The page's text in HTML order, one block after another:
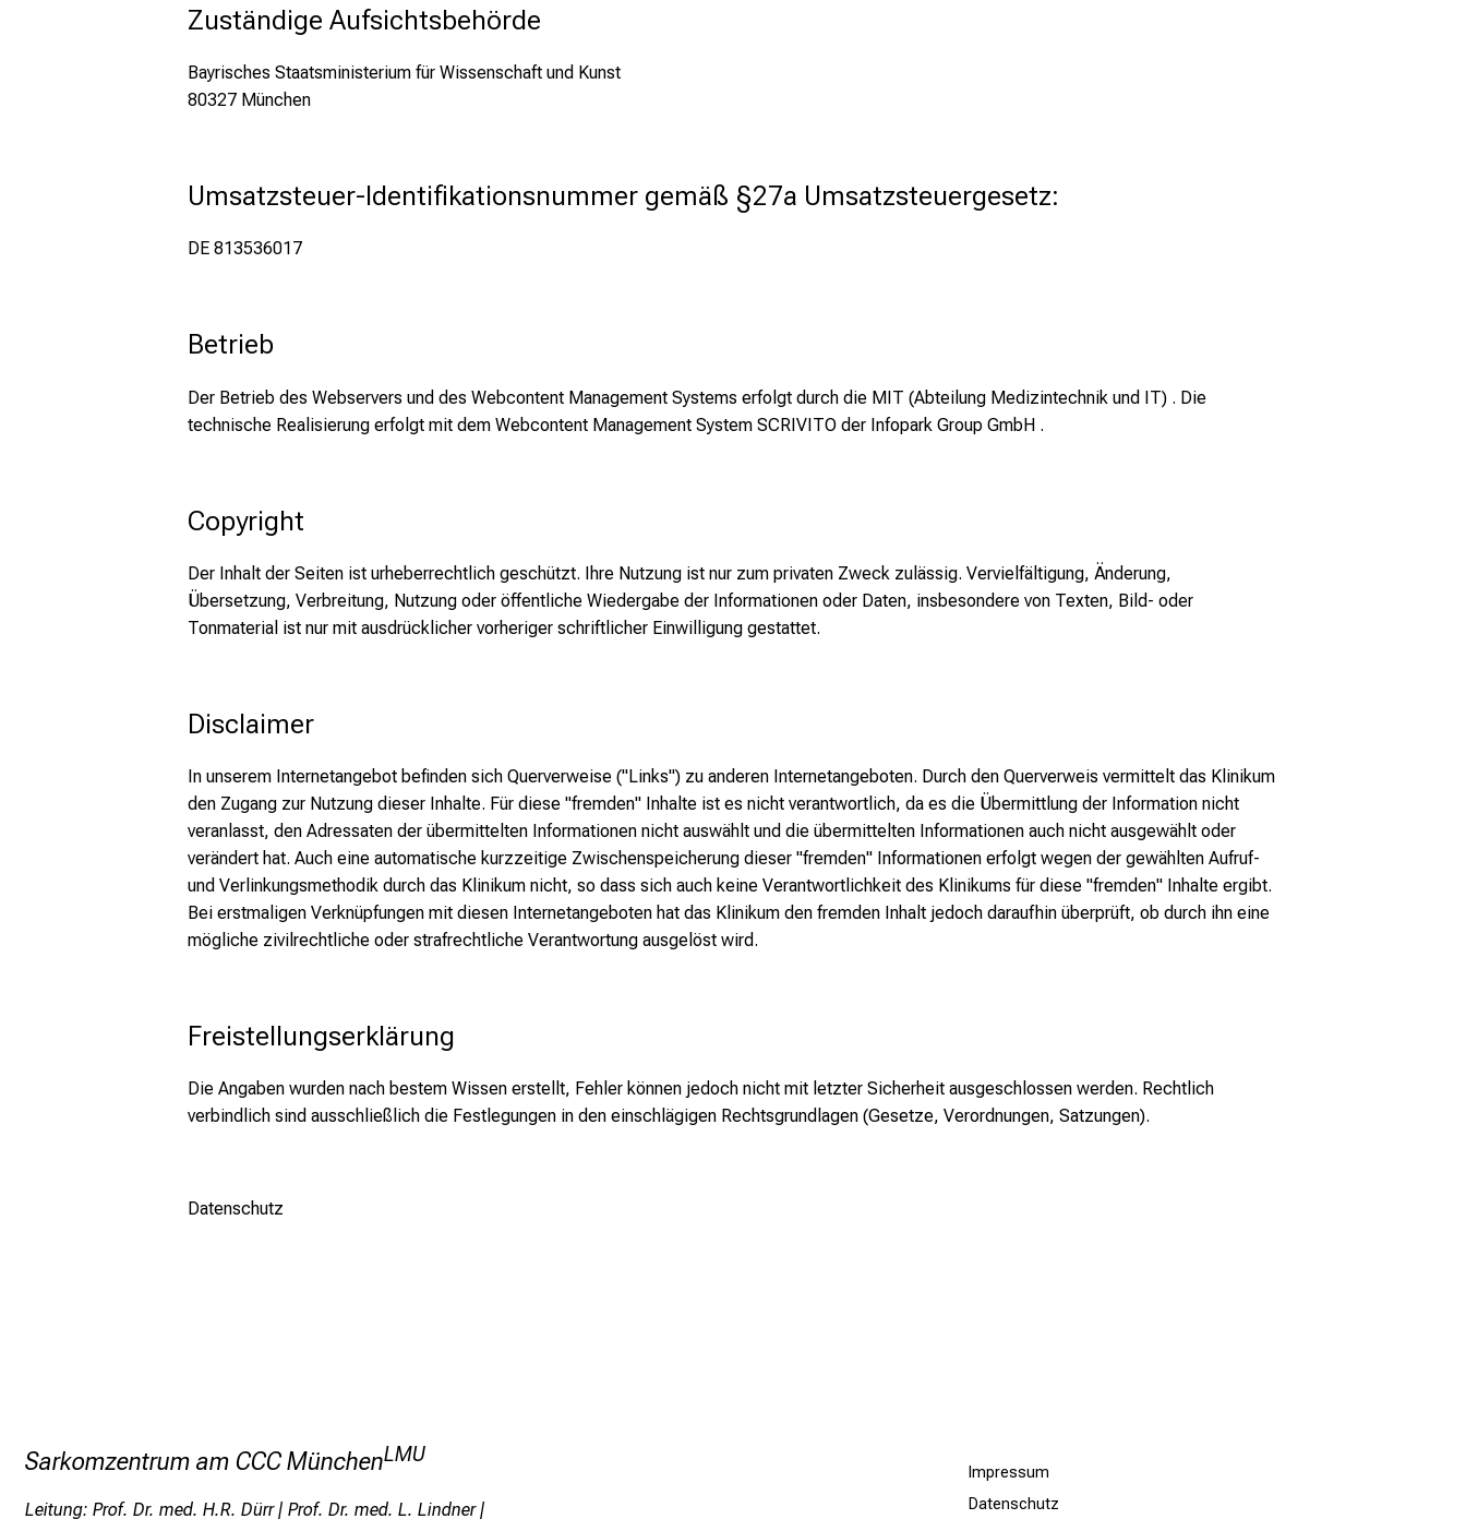
Zuständige Aufsichtsbehörde
Bayrisches Staatsministerium für Wissenschaft und Kunst
80327 München
Umsatzsteuer-Identifikationsnummer gemäß §27a Umsatzsteuergesetz:
DE 813536017
Betrieb
Der Betrieb des Webservers und des Webcontent Management Systems erfolgt durch die MIT (Abteilung Medizintechnik und IT) . Die
technische Realisierung erfolgt mit dem Webcontent Management System SCRIVITO der Infopark Group GmbH .
Copyright
Der Inhalt der Seiten ist urheberrechtlich geschützt. Ihre Nutzung ist nur zum privaten Zweck zulässig. Vervielfältigung, Änderung,
Übersetzung, Verbreitung, Nutzung oder öffentliche Wiedergabe der Informationen oder Daten, insbesondere von Texten, Bild- oder
Tonmaterial ist nur mit ausdrücklicher vorheriger schriftlicher Einwilligung gestattet.
Disclaimer
In unserem Internetangebot befinden sich Querverweise ("Links") zu anderen Internetangeboten. Durch den Querverweis vermittelt das Klinikum
den Zugang zur Nutzung dieser Inhalte. Für diese "fremden" Inhalte ist es nicht verantwortlich, da es die Übermittlung der Information nicht
veranlasst, den Adressaten der übermittelten Informationen nicht auswählt und die übermittelten Informationen auch nicht ausgewählt oder
verändert hat. Auch eine automatische kurzzeitige Zwischenspeicherung dieser "fremden" Informationen erfolgt wegen der gewählten Aufruf-
und Verlinkungsmethodik durch das Klinikum nicht, so dass sich auch keine Verantwortlichkeit des Klinikums für diese "fremden" Inhalte ergibt.
Bei erstmaligen Verknüpfungen mit diesen Internetangeboten hat das Klinikum den fremden Inhalt jedoch daraufhin überprüft, ob durch ihn eine
mögliche zivilrechtliche oder strafrechtliche Verantwortung ausgelöst wird.
Freistellungserklärung
Die Angaben wurden nach bestem Wissen erstellt, Fehler können jedoch nicht mit letzter Sicherheit ausgeschlossen werden. Rechtlich
verbindlich sind ausschließlich die Festlegungen in den einschlägigen Rechtsgrundlagen (Gesetze, Verordnungen, Satzungen).
Datenschutz
Sarkomzentrum am CCC MünchenLMU
Leitung: Prof. Dr. med. H.R. Dürr | Prof. Dr. med. L. Lindner |
Impressum
Datenschutz